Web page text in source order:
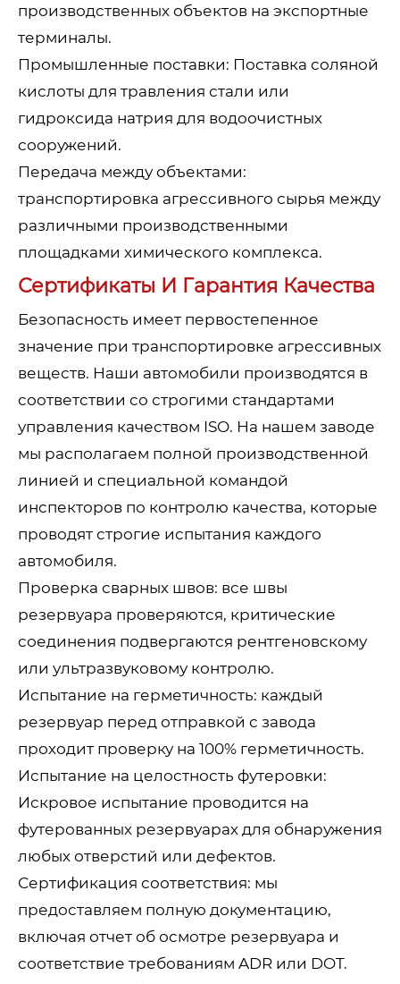
производственных объектов на экспортные
терминалы.
Промышленные поставки: Поставка соляной
кислоты для травления стали или
гидроксида натрия для водоочистных
сооружений.
Передача между объектами:
транспортировка агрессивного сырья между
различными производственными
площадками химического комплекса.
Сертификаты И Гарантия Качества
Безопасность имеет первостепенное
значение при транспортировке агрессивных
веществ. Наши автомобили производятся в
соответствии со строгими стандартами
управления качеством ISO. На нашем заводе
мы располагаем полной производственной
линией и специальной командой
инспекторов по контролю качества, которые
проводят строгие испытания каждого
автомобиля.
Проверка сварных швов: все швы
резервуара проверяются, критические
соединения подвергаются рентгеновскому
или ультразвуковому контролю.
Испытание на герметичность: каждый
резервуар перед отправкой с завода
проходит проверку на 100% герметичность.
Испытание на целостность футеровки:
Искровое испытание проводится на
футерованных резервуарах для обнаружения
любых отверстий или дефектов.
Сертификация соответствия: мы
предоставляем полную документацию,
включая отчет об осмотре резервуара и
соответствие требованиям ADR или DOT.